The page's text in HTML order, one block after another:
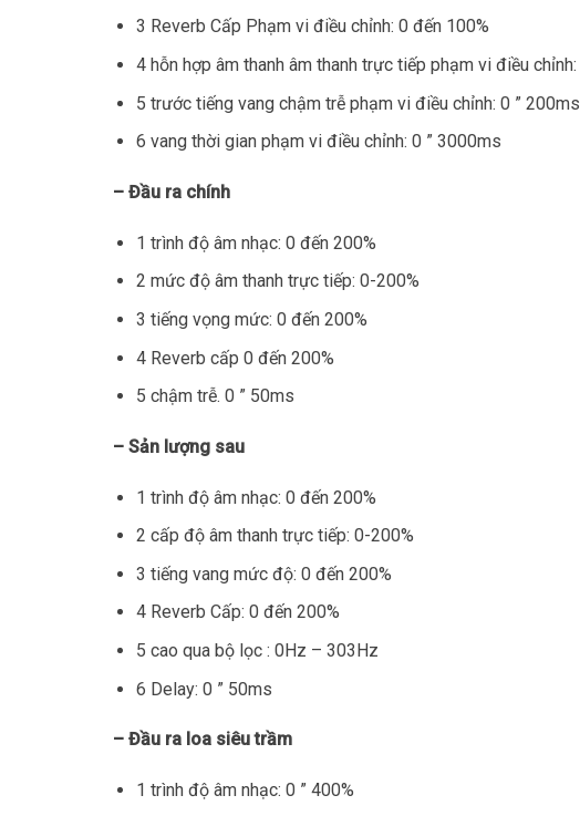
3 Reverb Cấp Phạm vi điều chỉnh: 0 đến 100%
4 hỗn hợp âm thanh âm thanh trực tiếp phạm vi điều
5 trước tiếng vang chậm trễ phạm vi điều chỉnh: 0 ” 200ms
6 vang thời gian phạm vi điều chỉnh: 0 ” 3000ms
– Đầu ra chính
1 trình độ âm nhạc: 0 đến 200%
2 mức độ âm thanh trực tiếp: 0-200%
3 tiếng vọng mức: 0 đến 200%
4 Reverb cấp 0 đến 200%
5 chậm trễ. 0 ” 50ms
– Sản lượng sau
1 trình độ âm nhạc: 0 đến 200%
2 cấp độ âm thanh trực tiếp: 0-200%
3 tiếng vang mức độ: 0 đến 200%
4 Reverb Cấp: 0 đến 200%
5 cao qua bộ lọc : 0Hz – 303Hz
6 Delay: 0 ” 50ms
– Đầu ra loa siêu trầm
1 trình độ âm nhạc: 0 ” 400%